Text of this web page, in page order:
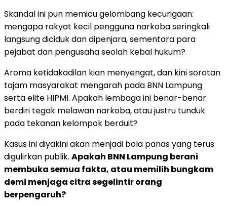
Skandal ini pun memicu gelombang kecurigaan:
mengapa rakyat kecil pengguna narkoba seringkali
langsung diciduk dan dipenjara, sementara para
pejabat dan pengusaha seolah kebal hukum?
Aroma ketidakadilan kian menyengat, dan kini sorotan
tajam masyarakat mengarah pada BNN Lampung
serta elite HIPMI. Apakah lembaga ini benar-benar
berdiri tegak melawan narkoba, atau justru tunduk
pada tekanan kelompok berduit?
Kasus ini diyakini akan menjadi bola panas yang terus
digulirkan publik. Apakah BNN Lampung berani
membuka semua fakta, atau memilih bungkam
demi menjaga citra segelintir orang
berpengaruh?